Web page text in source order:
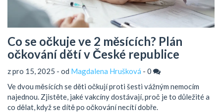
Co se očkuje ve 2 měsících? Plán
očkování dětí v České republice
z pro 15, 2025 - od Magdalena Hrušková - 0
Ve dvou měsících se děti očkují proti šesti vážným nemocím
najednou. Zjistěte, jaké vakcíny dostávají, proč je to důležité a
co dělat, když se dítě po očkování necítí dobře.